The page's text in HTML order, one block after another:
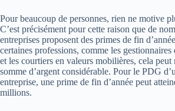
Pour beaucoup de personnes, rien ne motive
C’est précisément pour cette raison que de
entreprises proposent des primes de fin
certaines professions, comme les gestionnaires
et les courtiers en valeurs mobilières, cela peut
somme d’argent considérable. Pour le PDG
entreprise, une prime de fin d’année peut
millions.